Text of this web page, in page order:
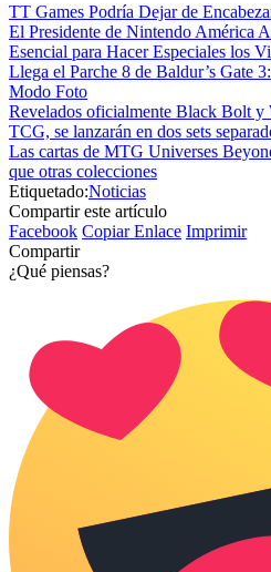
TT Games Podría Dejar de
El Presidente de Nintendo América
Esencial para Hacer Especiales los
Llega el Parche 8 de Baldur’s Gate
Modo Foto
Revelados oficialmente Black Bolt y
TCG, se lanzarán en dos sets
Las cartas de MTG Universes
que otras colecciones
Etiquetado:Noticias
Compartir este artículo
Facebook Copiar Enlace Imprimir
Compartir
¿Qué piensas?